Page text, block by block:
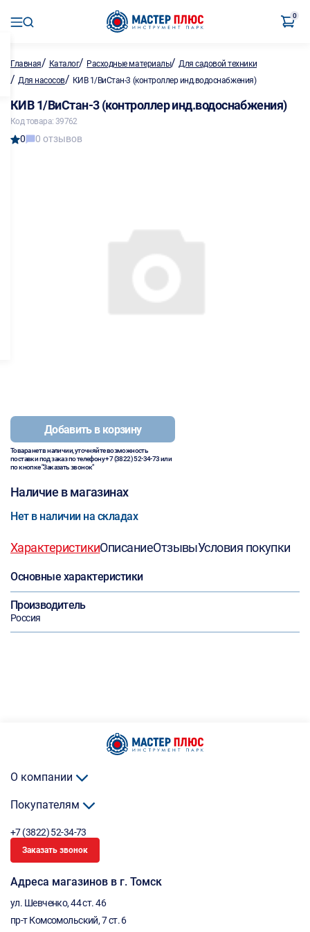
0
Главная/ Каталог/ Расходные материалы/Для садовой техники
/ Для насосов/ КИВ 1/ВиСтан-3 (контроллер инд.водоснабжения)
КИВ 1/ВиСтан-3 (контроллер инд.водоснабжения)
Код товара: 39762
0 0 отзывов
Добавить в корзину
Товара нет в наличии, уточняйте возможность
поставки под заказ по телефону+7 (3822) 52-34-73или
по кнопке "Заказать звонок"
Наличие в магазинах
Нет в наличии на складах
ХарактеристикиОписаниеОтзывыУсловия покупки
Основные характеристики
Производитель
Россия
О компании
Покупателям
+7 (3822) 52-34-73
Заказать звонок
Адреса магазинов в г. Томск
ул. Шевченко, 44 ст. 46
пр-т Комсомольский, 7 ст. 6